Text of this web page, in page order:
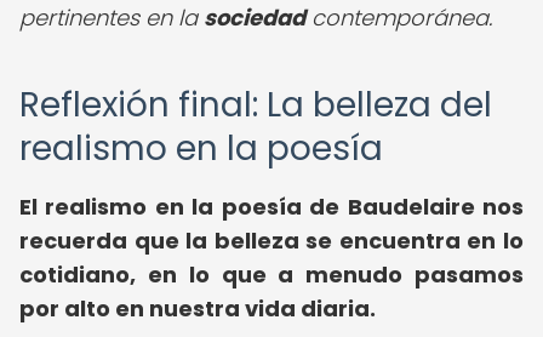
pertinentes en la sociedadcontemporánea.
Reflexión final: La belleza del
realismo en la poesía
El realismo en la poesía de Baudelaire nos
recuerda que la belleza se encuentra en lo
cotidiano, en lo que a menudo pasamos
por alto en nuestra vida diaria.